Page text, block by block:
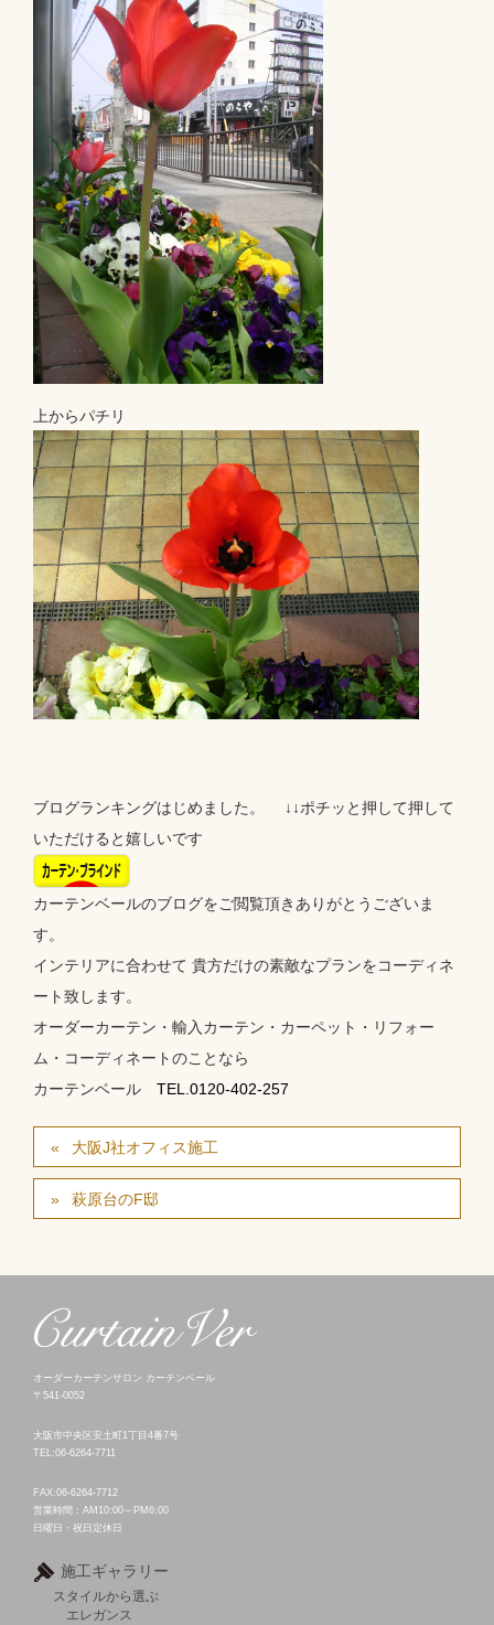
上からパチリ
ブログランキングはじめました。 ↓↓ポチッと押して押して
いただけると嬉しいです
カーテンベールのブログをご閲覧頂きありがとうございま
す。
インテリアに合わせて 貴方だけの素敵なプランをコーディネ
ート致します。
オーダーカーテン・輸入カーテン・カーペット・リフォー
ム・コーディネートのことなら
カーテンベール TEL.0120-402-257
大阪J社オフィス施工
萩原台のF邸
オーダーカーテンサロン カーテンベール
〒541-0052
大阪市中央区安土町1丁目4番7号
TEL:06-6264-7711
FAX:06-6264-7712
営業時間：AM10:00～PM6:00
日曜日・祝日定休日
施工ギャラリー
スタイルから選ぶ
エレガンス